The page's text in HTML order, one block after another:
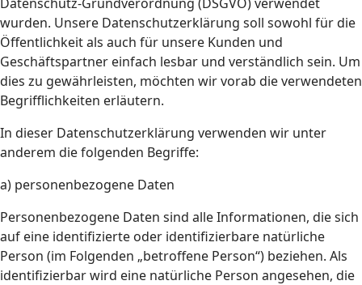
wurden. Unsere Datenschutzerklärung soll sowohl für die
Öffentlichkeit als auch für unsere Kunden und
Geschäftspartner einfach lesbar und verständlich sein. Um
dies zu gewährleisten, möchten wir vorab die verwendeten
Begrifflichkeiten erläutern.
In dieser Datenschutzerklärung verwenden wir unter
anderem die folgenden Begriffe:
a) personenbezogene Daten
Personenbezogene Daten sind alle Informationen, die sich
auf eine identifizierte oder identifizierbare natürliche
Person (im Folgenden „betroffene Person“) beziehen. Als
identifizierbar wird eine natürliche Person angesehen, die